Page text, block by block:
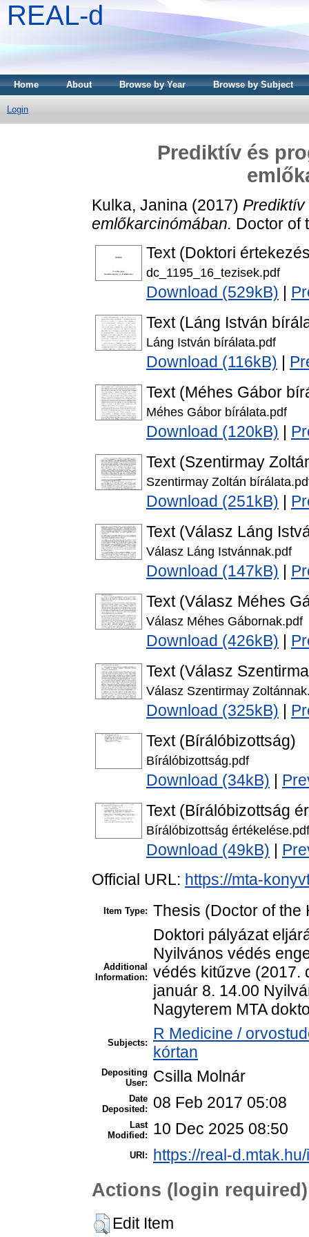
REAL-d
Home About Browse by Year Browse by Subject
Login
Prediktív és
Kulka, Janina (2017)
emlőkarcinómában. Doctor of
Text (Doktori
dc_1195_16_tezisek.pdf
Download (529kB)
Text (Láng István
Láng István bírálata.pdf
Download (116kB)
Text (Méhes Gábor
Méhes Gábor bírálata.pdf
Download (120kB)
Text (Szentirmay
Szentirmay Zoltán
Download (251kB)
Text (Válasz Láng
Válasz Láng Istvánnak.pdf
Download (147kB)
Text (Válasz Méhes
Válasz Méhes Gábornak.pdf
Download (426kB)
Text (Válasz
Válasz Szentirmay
Download (325kB)
Text (Bírálóbizottság)
Bírálóbizottság.pdf
Download (34kB)
Text (Bírálóbizottság
Bírálóbizottság értékelése.pdf
Download (49kB)
Official URL: https://mta-
Item Type: Thesis (Doctor of the
Additional
Information:
Doktori pályázat
Nyilvános védés
védés kitűzve (2017.
január 8. 14.00
Nagyterem MTA
Subjects:
R Medicine /
kórtan
Depositing
User:
Csilla Molnár
Date
Deposited:
08 Feb 2017 05:08
Last
Modified:
10 Dec 2025 08:50
URI: https://real-
Actions (login required)
Edit Item